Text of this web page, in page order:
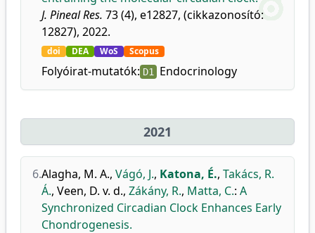
J. Pineal Res. 73 (4), e12827, (cikkazonosító:
12827), 2022.
doi DEA WoS Scopus
Folyóirat-mutatók: D1 Endocrinology
2021
6.Alagha, M. A., Vágó, J., Katona, É., Takács, R.
Á., Veen, D. v. d., Zákány, R., Matta, C.: A
Synchronized Circadian Clock Enhances Early
Chondrogenesis.